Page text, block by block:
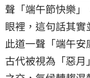
聲「端午節快樂
眼裡，這句話其
此道一聲「端午
古代被視為「惡